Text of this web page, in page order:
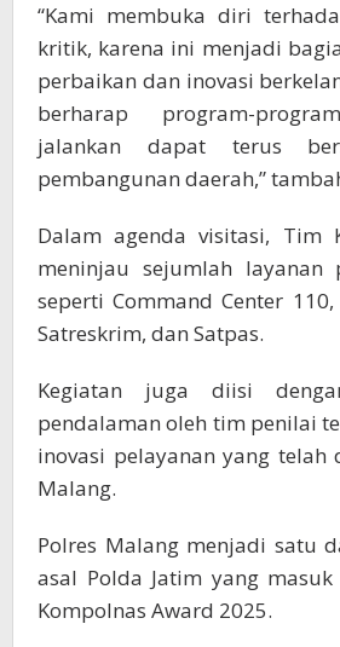
“Kami membuka diri
kritik, karena ini menjadi
perbaikan dan inovasi
berharap program-
jalankan dapat terus
pembangunan daerah,”
Dalam agenda visitasi, Tim
meninjau sejumlah layanan
seperti Command Center 110,
Satreskrim, dan Satpas.
Kegiatan juga diisi
pendalaman oleh tim penilai
inovasi pelayanan yang telah
Malang.
Polres Malang menjadi satu
asal Polda Jatim yang
Kompolnas Award 2025.